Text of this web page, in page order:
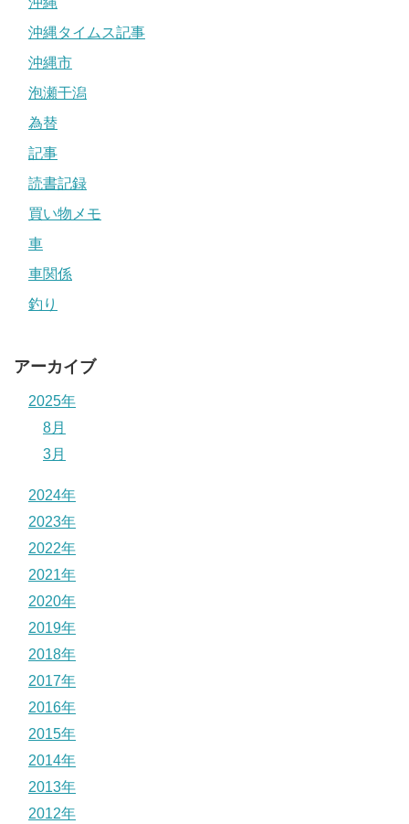
沖縄タイムス記事
沖縄市
泡瀬干潟
為替
記事
読書記録
買い物メモ
車
車関係
釣り
アーカイブ
2025年
8月
3月
2024年
2023年
2022年
2021年
2020年
2019年
2018年
2017年
2016年
2015年
2014年
2013年
2012年